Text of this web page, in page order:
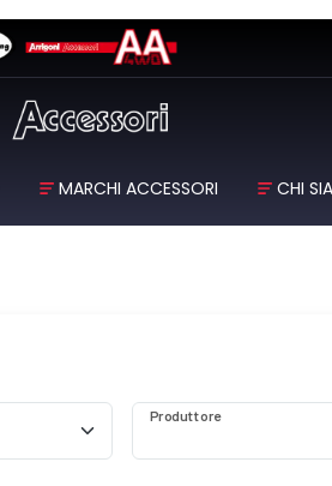
MARCHI ACCESSORI CHI
Produttore